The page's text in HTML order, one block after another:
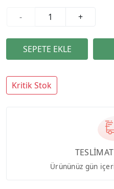
-
+
Kritik Stok
Ürününüz gün